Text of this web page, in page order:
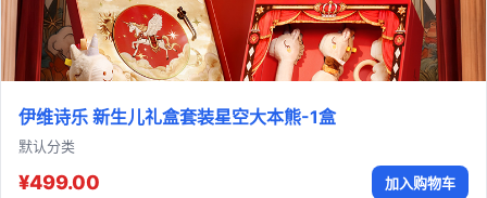
伊维诗乐 新生儿礼盒套装星空大本熊-1盒
默认分类
¥499.00 加入购物车